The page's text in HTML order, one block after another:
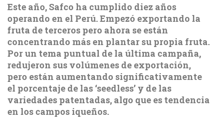
Este año, Safco ha cumplido diez años
operando en el Perú. Empezó exportando la
fruta de terceros pero ahora se están
concentrando más en plantar su propia fruta.
Por un tema puntual de la última campaña,
redujeron sus volúmenes de exportación,
pero están aumentando significativamente
el porcentaje de las ‘seedless’ y de las
variedades patentadas, algo que es tendencia
en los campos iqueños.